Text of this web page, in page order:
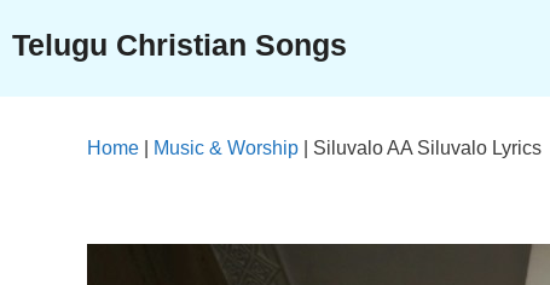
content
Telugu Christian Songs
Home Music & Worship Siluvalo AA Siluvalo Lyrics